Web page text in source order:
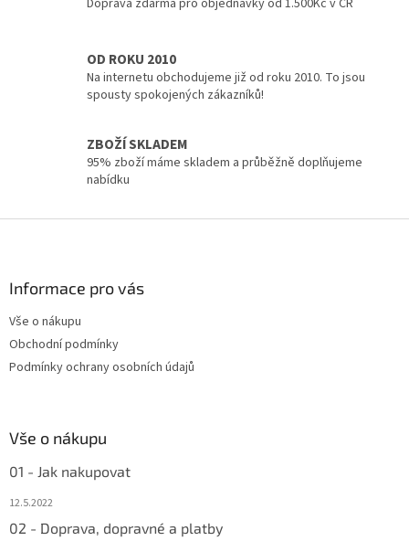
y
v
s
OD ROKU 2010
Na internetu obchodujeme již od roku 2010. To jsou
spousty spokojených zákazníků!
ZBOŽÍ SKLADEM
95% zboží máme skladem a průběžně doplňujeme
nabídku
Informace pro vás
Vše o nákupu
Obchodní podmínky
Podmínky ochrany osobních údajů
Vše o nákupu
01 - Jak nakupovat
12.5.2022
02 - Doprava, dopravné a platby